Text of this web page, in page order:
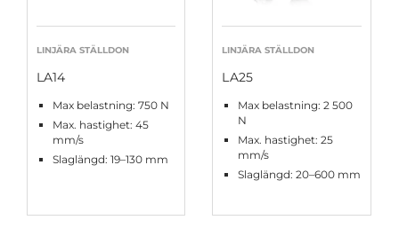
LINJÄRA STÄLLDON
LA14
Max belastning: 750 N
Max. hastighet: 45
mm/s
Slaglängd: 19–130 mm
LINJÄRA STÄLLDON
LA25
Max belastning: 2 500
N
Max. hastighet: 25
mm/s
Slaglängd: 20–600 mm